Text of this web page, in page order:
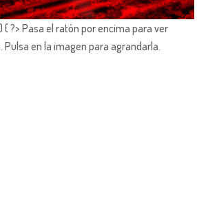
?> Pasa el ratón por encima para ver
Pulsa en la imagen para agrandarla.